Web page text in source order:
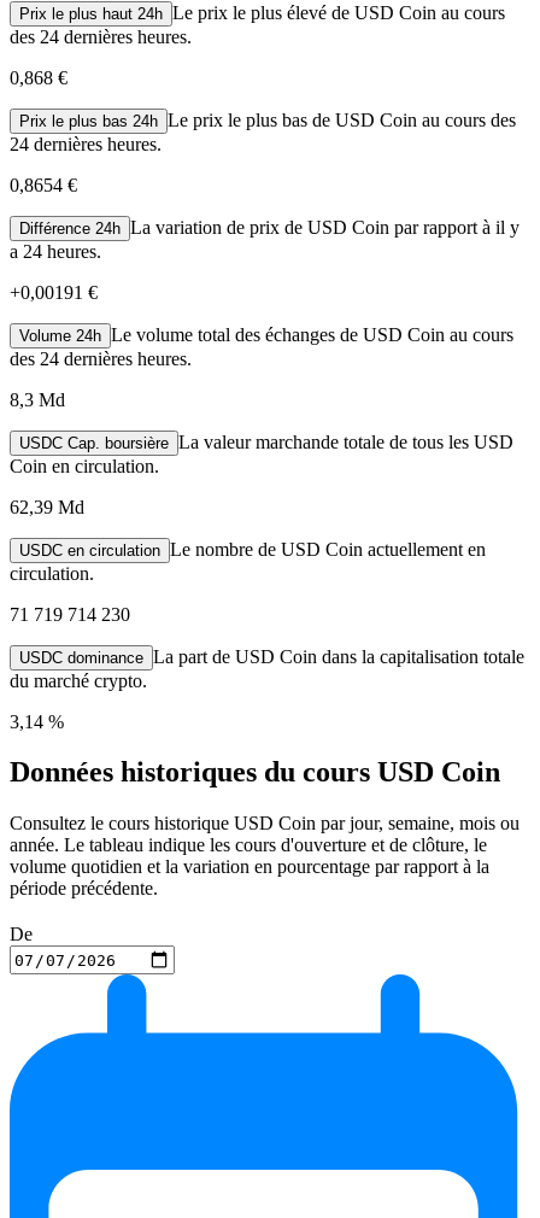
Prix le plus haut 24h Le prix le plus élevé de USD Coin au cours
des 24 dernières heures.
0,868 €
Prix le plus bas 24h Le prix le plus bas de USD Coin au cours des
24 dernières heures.
0,8654 €
Différence 24h La variation de prix de USD Coin par rapport à il y
a 24 heures.
+0,00191 €
Volume 24h Le volume total des échanges de USD Coin au cours
des 24 dernières heures.
8,3 Md
USDC Cap. boursière La valeur marchande totale de tous les USD
Coin en circulation.
62,39 Md
USDC en circulation Le nombre de USD Coin actuellement en
circulation.
71 719 714 230
USDC dominance La part de USD Coin dans la capitalisation totale
du marché crypto.
3,14 %
Données historiques du cours USD Coin
Consultez le cours historique USD Coin par jour, semaine, mois ou
année. Le tableau indique les cours d'ouverture et de clôture, le
volume quotidien et la variation en pourcentage par rapport à la
période précédente.
De